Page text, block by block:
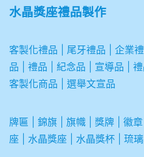
水晶獎座禮品製作
客製化禮品 尾牙禮品 企業
品
禮品 紀念品 宣導品
客製化商品
選舉文宣品
牌匾 錦旗 旗幟 獎牌 徽章
座
水晶獎座 水晶獎杯 琉